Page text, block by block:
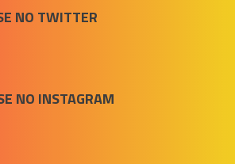
NO TWITTER
NO INSTAGRAM